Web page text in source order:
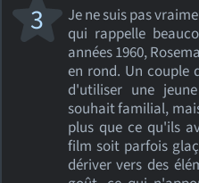
Je ne suis pas
qui rappelle
années 1960,
en rond. Un couple
d'utiliser une
souhait familial,
plus que ce qu'ils
film soit parfois
dériver vers des
3